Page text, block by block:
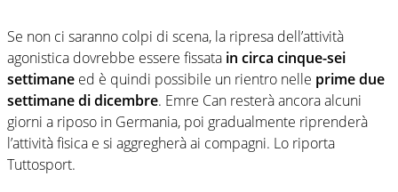
Se non ci saranno colpi di scena, la ripresa dell’attività
agonistica dovrebbe essere fissata in circa cinque-sei
settimane ed è quindi possibile un rientro nelle prime due
settimane di dicembre. Emre Can resterà ancora alcuni
giorni a riposo in Germania, poi gradualmente riprenderà
l’attività fisica e si aggregherà ai compagni. Lo riporta
Tuttosport.